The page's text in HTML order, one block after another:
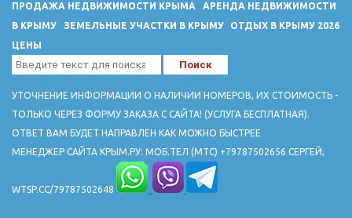
ПРОДАЖА НЕДВИЖИМОСТИ КРЫМА
АРЕНДА НЕДВИЖИМОСТИ
В КРЫМУ
ЗЕМЕЛЬНЫЕ УЧАСТКИ В КРЫМУ
ОТДЫХ В КРЫМУ 2026
ЦЕНЫ
УТОЧНЕНИЕ ИНФОРМАЦИИ О НАЛИЧИИ НОМЕРОВ, ИХ СТОИМОСТЬ -
ТОЛЬКО ЧЕРЕЗ ФОРМУ ЗАКАЗА С САЙТА! (УСЛУГА БЕСПЛАТНАЯ).
ОТВЕТ ВАМ БУДЕТ НАПРАВЛЕН КАК МОЖНО БЫСТРЕЕ
МЕНЕДЖЕР САЙТА КРЫМ.РУ: МОБ.ТЕЛ (МТС) +79787502656 СЕРГЕЙ,
WTSP.CC/79787502648